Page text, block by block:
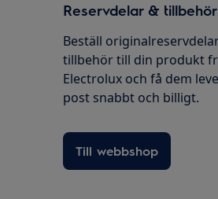
Reservdelar & tillbehör
Beställ
tillbehör till din produkt
Electrolux och få dem
post snabbt och billigt.
Till webbshop